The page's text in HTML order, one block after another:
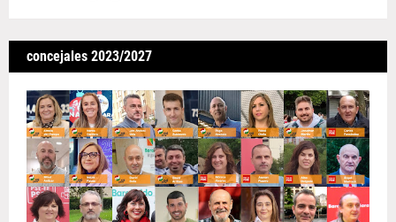
concejales 2023/2027